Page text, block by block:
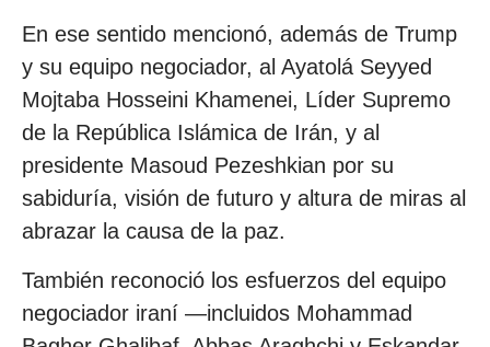
En ese sentido mencionó, además de Trump
y su equipo negociador, al Ayatolá Seyyed
Mojtaba Hosseini Khamenei, Líder Supremo
de la República Islámica de Irán, y al
presidente Masoud Pezeshkian por su
sabiduría, visión de futuro y altura de miras al
abrazar la causa de la paz.
También reconoció los esfuerzos del equipo
negociador iraní —incluidos Mohammad